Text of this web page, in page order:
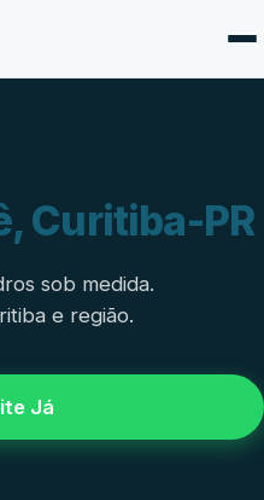
Curitiba-PR
sob medida.
e região.
Já